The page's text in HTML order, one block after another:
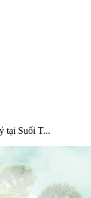
tại Suối T...